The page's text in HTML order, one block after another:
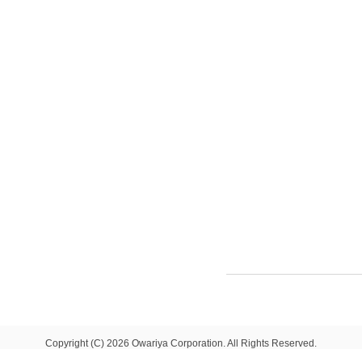
Copyright (C) 2026 Owariya Corporation. All Rights Reserved.